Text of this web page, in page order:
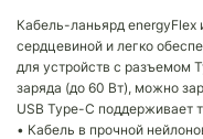
Кабель-ланьярд
сердцевиной и легко
для устройств с разъемом
заряда (до 60 Вт), можно
USB Type-C поддерживает
• Кабель в прочной